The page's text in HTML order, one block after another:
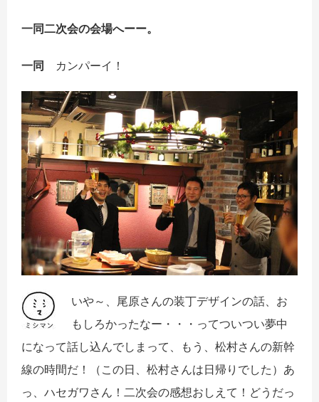
一同二次会の会場へーー。
一同 カンパーイ！
いや～、尾原さんの装丁デザインの話、お
もしろかったなー・・・ってついつい夢中
になって話し込んでしまって、もう、松村さんの新幹
線の時間だ！（この日、松村さんは日帰りでした）あ
っ、ハセガワさん！二次会の感想おしえて！どうだっ